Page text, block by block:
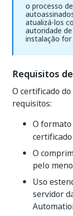
o processo
atualizá-los
autoridade
instalação for
Requisitos
O certificado
requisitos:
O
certificado
O
pelo
Uso
servidor